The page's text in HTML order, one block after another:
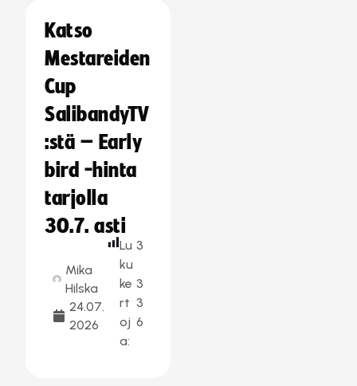
Katso
Mestareiden
Cup
SalibandyTV
:stä – Early
bird -hinta
tarjolla
30.7. asti
Mika
Hilska
24.07.
2026
Lu
ku
ke
rt
oj
a:
3
3
3
6